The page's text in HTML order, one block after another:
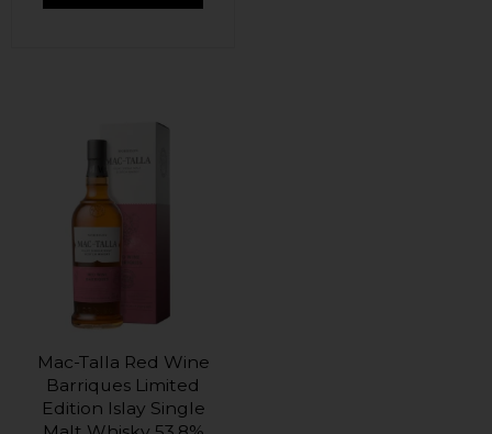
Mac-Talla Red Wine
Barriques Limited
Edition Islay Single